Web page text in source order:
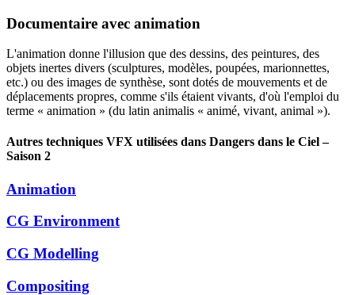
Documentaire avec animation
L'animation donne l'illusion que des dessins, des peintures, des
objets inertes divers (sculptures, modèles, poupées, marionnettes,
etc.) ou des images de synthèse, sont dotés de mouvements et de
déplacements propres, comme s'ils étaient vivants, d'où l'emploi du
terme « animation » (du latin animalis « animé, vivant, animal »).
Autres techniques VFX utilisées dans Dangers dans le Ciel –
Saison 2
Animation
CG Environment
CG Modelling
Compositing